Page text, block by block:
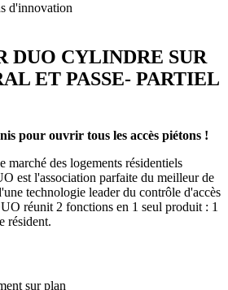
DUO CYLINDRE SUR
ET PASSE- PARTIEL
pour ouvrir tous les accès piétons !
des logements résidentiels
est l'association parfaite du meilleur de
technologie leader du contrôle d'accès
réunit 2 fonctions en 1 seul produit : 1
résident.
sur plan